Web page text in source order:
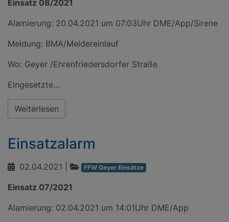
Einsatz 08/2021
Alamierung: 20.04.2021 um 07:03Uhr DME/App/Sirene
Meldung: BMA/Meldereinlauf
Wo: Geyer /Ehrenfriedersdorfer Straße
Eingesetzte…
Weiterlesen
Einsatzalarm
02.04.2021 FFW Geyer Einsätze
Einsatz 07/2021
Alamierung: 02.04.2021 um 14:01Uhr DME/App